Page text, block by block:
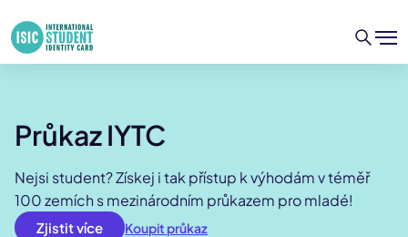
Průkaz IYTC
Nejsi student? Získej i tak přístup k výhodám v téměř
100 zemích s mezinárodním průkazem pro mladé!
Zjistit více Koupit průkaz